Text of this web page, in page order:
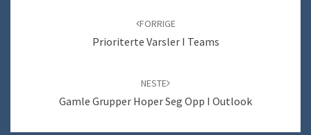
FORRIGE
Prioriterte Varsler I Teams
NESTE
Gamle Grupper Hoper Seg Opp I Outlook